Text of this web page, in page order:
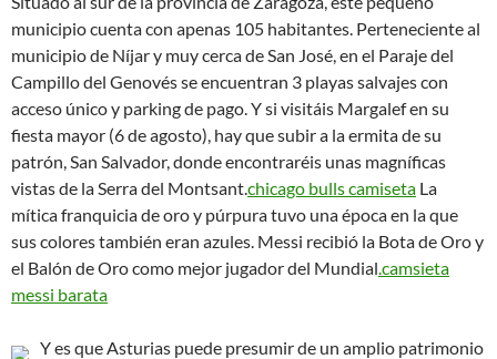
municipio cuenta con apenas 105 habitantes. Perteneciente al
municipio de Níjar y muy cerca de San José, en el Paraje del
Campillo del Genovés se encuentran 3 playas salvajes con
acceso único y parking de pago. Y si visitáis Margalef en su
fiesta mayor (6 de agosto), hay que subir a la ermita de su
patrón, San Salvador, donde encontraréis unas magníficas
vistas de la Serra del Montsant.chicago bulls camiseta La
mítica franquicia de oro y púrpura tuvo una época en la que
sus colores también eran azules. Messi recibió la Bota de Oro y
el Balón de Oro como mejor jugador del Mundial.camsieta
messi barata
Y es que Asturias puede presumir de un amplio patrimonio